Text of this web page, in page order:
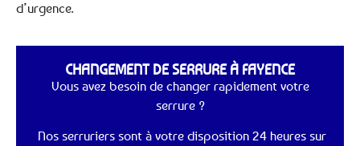
d’urgence.
CHANGEMENT DE SERRURE À FAYENCE
Vous avez besoin de changer rapidement votre
serrure ?
Nos serruriers sont à votre disposition 24 heures sur